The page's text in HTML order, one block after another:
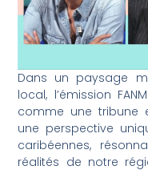
Dans un paysage
local, l’émission
comme une tribune
une perspective
caribéennes,
réalités de notre